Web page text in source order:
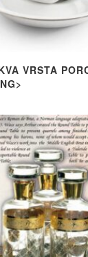
VRSTA